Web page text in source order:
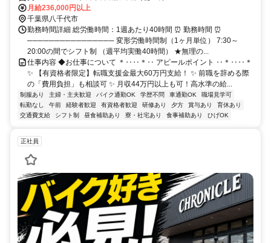
月給236,000円以上
千葉県八千代市
勤務時間詳細 総労働時間：1週あたり40時間 ⏰ 勤務時間 ⏰
──────────────── 変形労働時間制（1ヶ月単位） 7:30～
20:00の間でシフト制 （週平均実働40時間） ★無理の...
仕事内容 ◆お仕事について ＊‥‥＊‥ アピールポイント ‥＊‥‥＊
✨ 【有資格者限定】転職支援金最大60万円支給！ ✨ 前職を辞める際
の「費用負担」も相談可 ✨ 月収44万円以上も可！高水準の給...
制服あり 主婦・主夫歓迎 バイク通勤OK 学歴不問 車通勤OK
職場見学可
転勤なし
午前 経験者歓迎 有資格者歓迎 研修あり 夕方 賞与あり
育休あり
交通費支給
シフト制 昼食補助あり 寮・社宅あり 食事補助あり ひげOK
正社員